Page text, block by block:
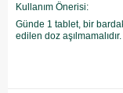
Kullanım Önerisi:
Günde 1 tablet, bir
edilen doz aşılmamalıdır.